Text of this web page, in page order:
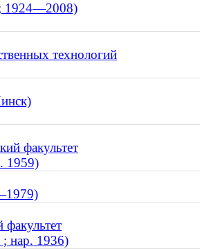
; 1924—2008)
технологий
факультет
1959)
; нар. 1936)